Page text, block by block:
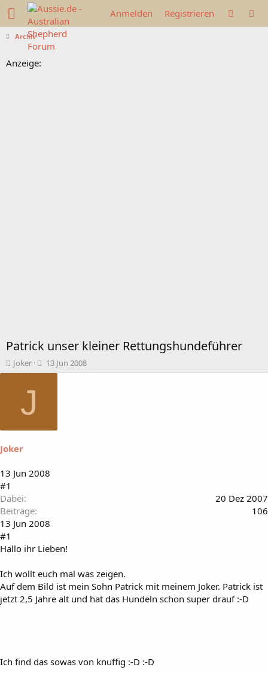
Anmelden Registrieren
Archiv
Anzeige:
Patrick unser kleiner Rettungshundeführer
T
h
a
t
e
Joker
B
e
m
13 Jun 2008
J
Joker
13 Jun 2008
#1
Dabei
20 Dez 2007
Beiträge
106
13 Jun 2008
#1
Hallo ihr Lieben!
Ich wollt euch mal was zeigen.
Auf dem Bild ist mein Sohn Patrick mit meinem Joker. Patrick ist
jetzt 2,5 Jahre alt und hat das Hundeln schon super drauf :-D
Ich find das sowas von knuffig :-D :-D